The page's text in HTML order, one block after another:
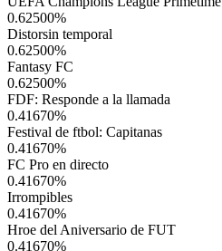
0.62500%
Distorsin temporal
0.62500%
Fantasy FC
0.62500%
FDF: Responde a la llamada
0.41670%
Festival de ftbol: Capitanas
0.41670%
FC Pro en directo
0.41670%
Irrompibles
0.41670%
Hroe del Aniversario de FUT
0.41670%